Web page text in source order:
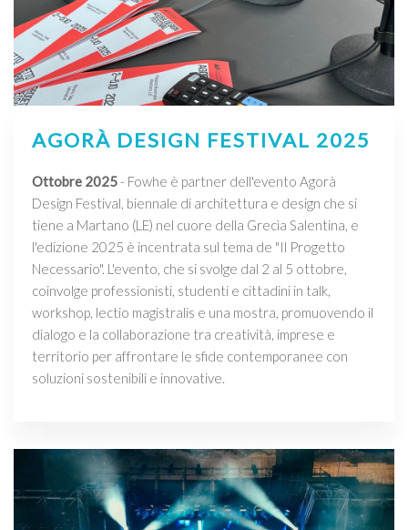
AGORÀ DESIGN FESTIVAL 2025
Ottobre 2025- Fowhe è partner dell'evento Agorà
Design Festival, biennale di architettura e design che si
tiene a Martano (LE) nel cuore della Grecìa Salentina, e
l'edizione 2025 è incentrata sul tema de "Il Progetto
Necessario". L'evento, che si svolge dal 2 al 5 ottobre,
coinvolge professionisti, studenti e cittadini in talk,
workshop, lectio magistralis e una mostra, promuovendo il
dialogo e la collaborazione tra creatività, imprese e
territorio per affrontare le sfide contemporanee con
soluzioni sostenibili e innovative.